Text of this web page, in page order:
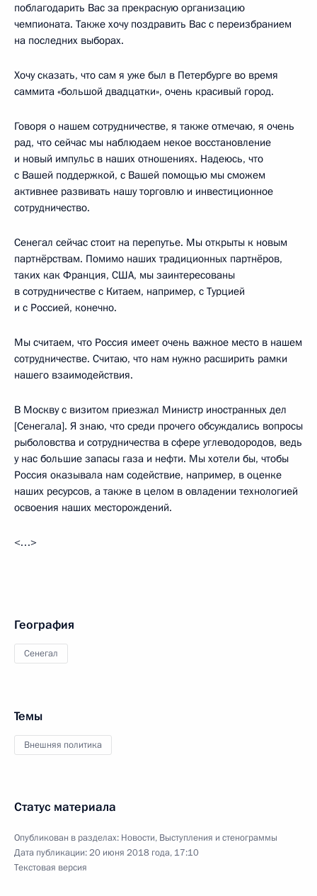
поблагодарить Вас за прекрасную организацию
чемпионата. Также хочу поздравить Вас с переизбранием
на последних выборах.
Хочу сказать, что сам я уже был в Петербурге во время
саммита «большой двадцатки», очень красивый город.
Говоря о нашем сотрудничестве, я также отмечаю, я очень
рад, что сейчас мы наблюдаем некое восстановление
и новый импульс в наших отношениях. Надеюсь, что
с Вашей поддержкой, с Вашей помощью мы сможем
активнее развивать нашу торговлю и инвестиционное
сотрудничество.
Сенегал сейчас стоит на перепутье. Мы открыты к новым
партнёрствам. Помимо наших традиционных партнёров,
таких как Франция, США, мы заинтересованы
в сотрудничестве с Китаем, например, с Турцией
и с Россией, конечно.
Мы считаем, что Россия имеет очень важное место в нашем
сотрудничестве. Считаю, что нам нужно расширить рамки
нашего взаимодействия.
В Москву с визитом приезжал Министр иностранных дел
[Сенегала]. Я знаю, что среди прочего обсуждались вопросы
рыболовства и сотрудничества в сфере углеводородов, ведь
у нас большие запасы газа и нефти. Мы хотели бы, чтобы
Россия оказывала нам содействие, например, в оценке
наших ресурсов, а также в целом в овладении технологией
освоения наших месторождений.
<…>
География
Сенегал
Темы
Внешняя политика
Статус материала
Опубликован в разделах: Новости, Выступления и стенограммы
Дата публикации:20 июня 2018 года, 17:10
Текстовая версия